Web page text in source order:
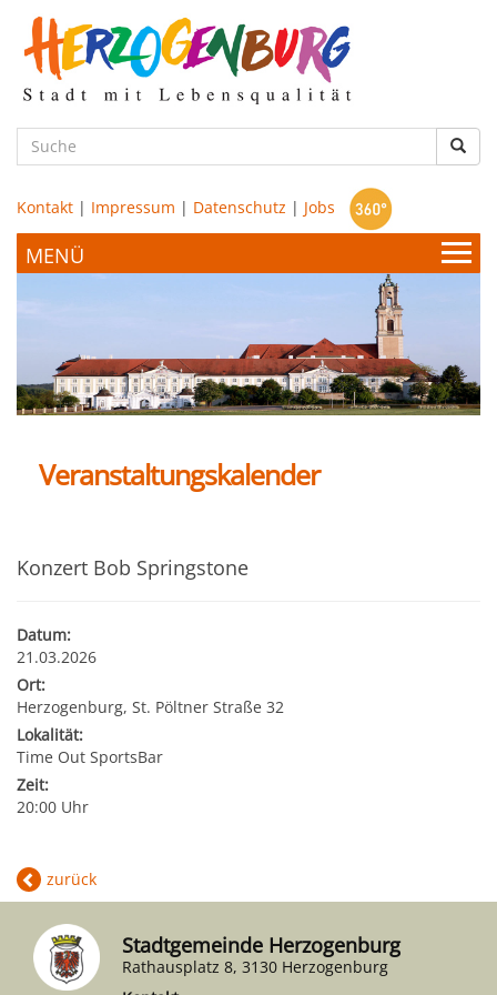
zum
Hauptinhalt
Kontakt | Impressum | Datenschutz | Jobs
Stadtamt
Politik
Amtstafel
Stadtnachrichten
Fotogalerien
Förderungen
Gebühren (Verordnungen)
Leben & Wohnen
Gesundheit
Jugend
Institutionen & Vereine
Freizeitmöglichkeiten
Bauen & Wohnen
Abfall & Umwelt
Veranstaltungskalender
Heurigenkalender
Sehenswertes
Kunst
Standortinformationen
Strategische Lage
Verkehr
Ausbildung und F&E
Wirtschaftsstruktur
Veranstaltungskalender
Konzert Bob Springstone
Datum:
21.03.2026
Ort:
Herzogenburg, St. Pöltner Straße 32
Lokalität:
Time Out SportsBar
Zeit:
20:00 Uhr
zurück
Stadtgemeinde Herzogenburg
Rathausplatz 8, 3130 Herzogenburg